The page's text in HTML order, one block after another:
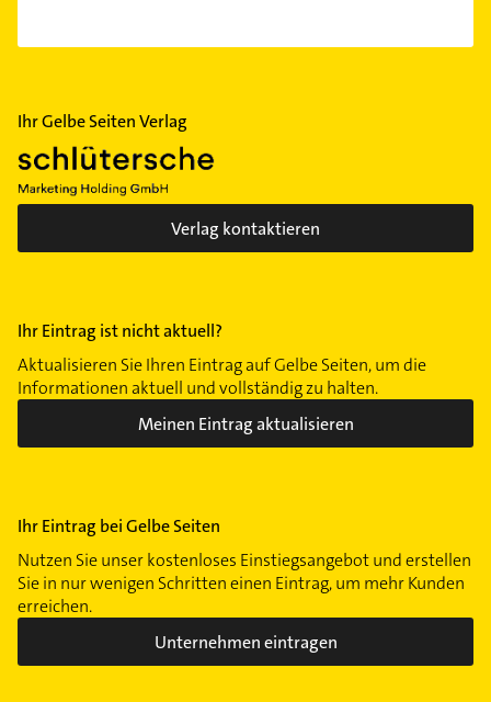
Ihr Gelbe Seiten Verlag
Verlag kontaktieren
Ihr Eintrag ist nicht aktuell?
Aktualisieren Sie Ihren Eintrag auf Gelbe Seiten, um die
Informationen aktuell und vollständig zu halten.
Meinen Eintrag aktualisieren
Ihr Eintrag bei Gelbe Seiten
Nutzen Sie unser kostenloses Einstiegsangebot und erstellen
Sie in nur wenigen Schritten einen Eintrag, um mehr Kunden
erreichen.
Unternehmen eintragen